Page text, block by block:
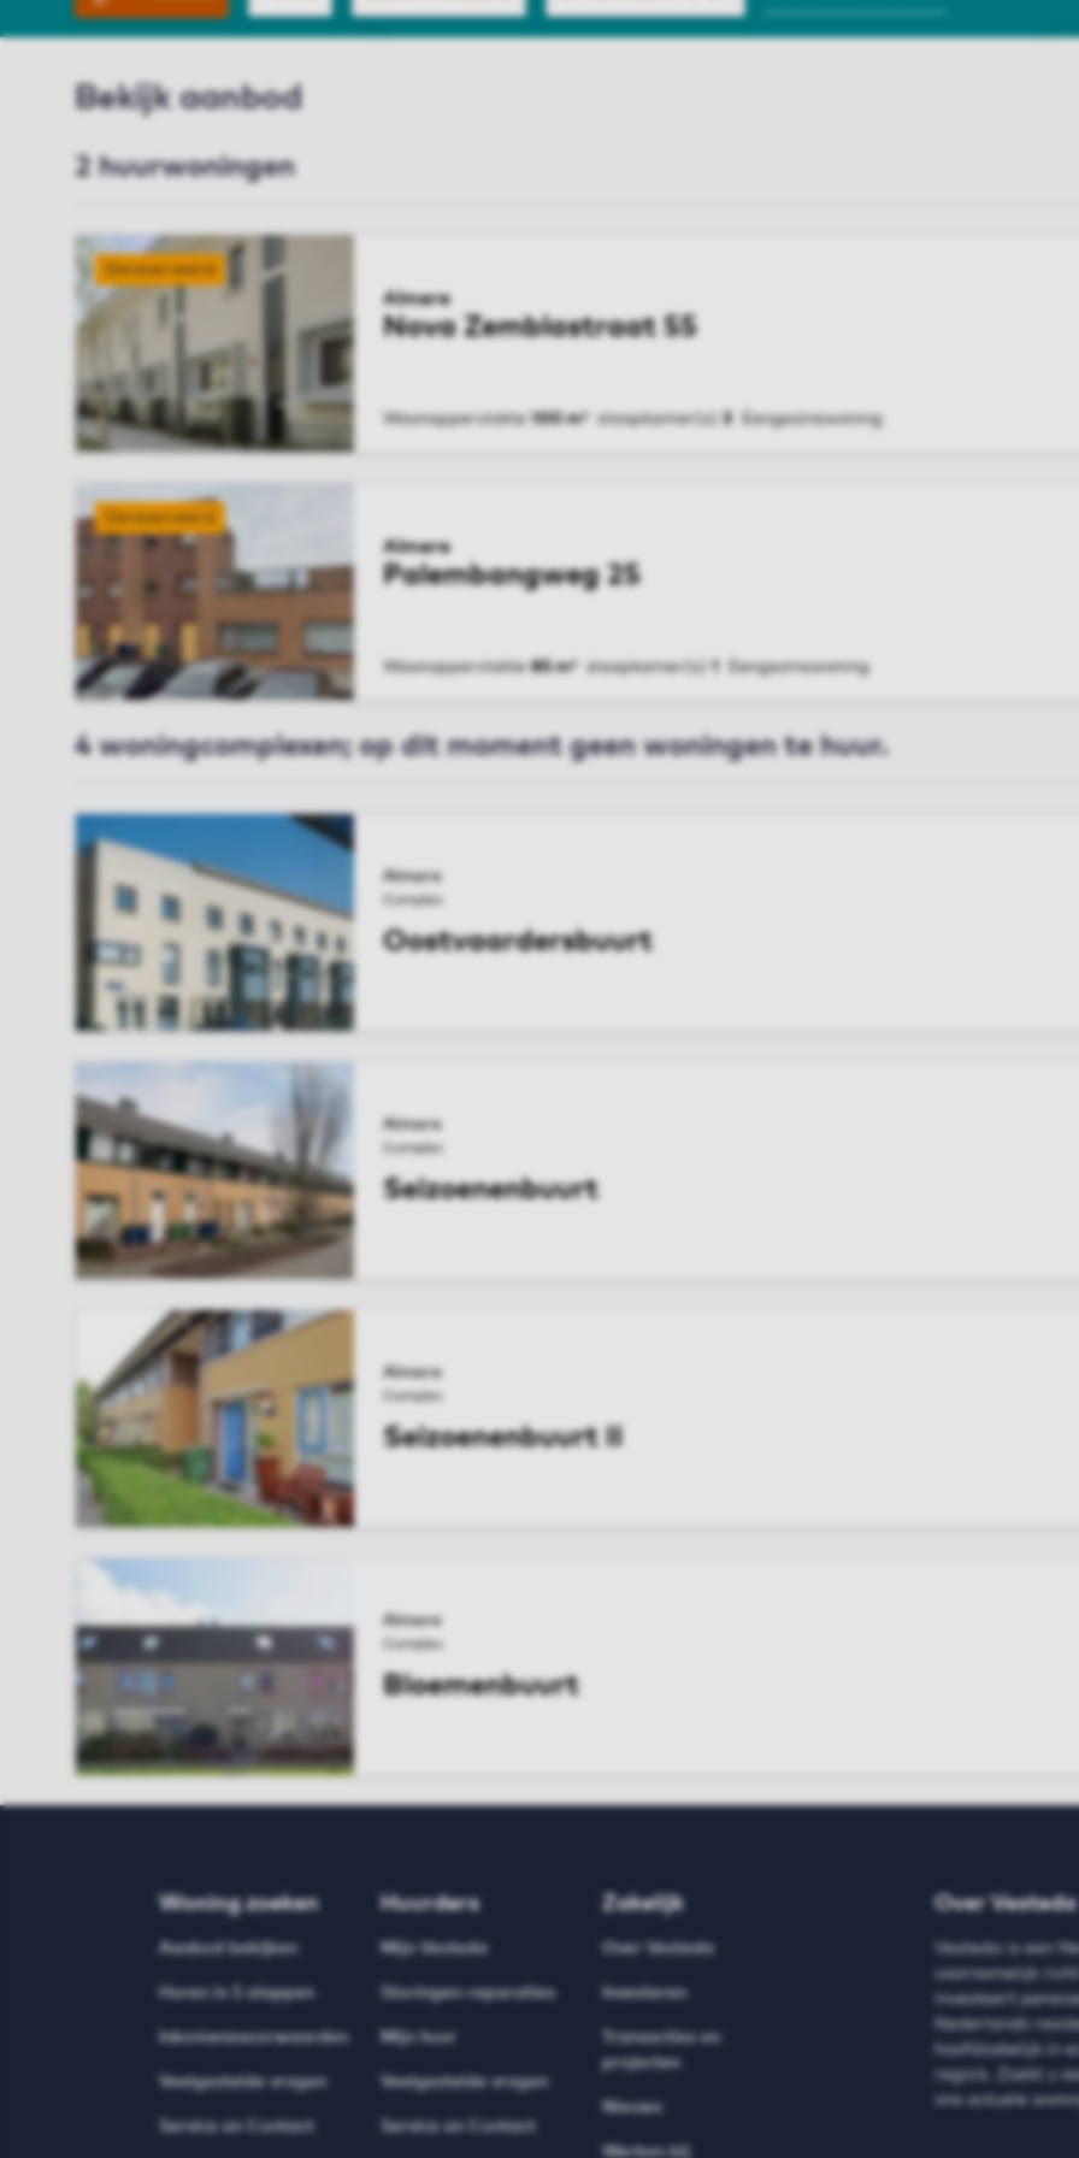
Bekijk aanbod
2 huurwoningen
Gereserveerd
Nova Zemblastraat 55
Almere
Woonoppervlakte 100 m² slaapkamer(s) 3 Eengezinswoning
Gereserveerd
Palembangweg 25
Almere
Woonoppervlakte 85 m² slaapkamer(s) 1 Eengezinswoning
BEKIJK WONING
4 woningcomplexen; op dit moment geen woningen te huur.
Oostvaardersbuurt
Almere
Complex
Seizoenenbuurt
Almere
Complex
Seizoenenbuurt II
Almere
Complex
Bloemenbuurt
Almere
Complex
BEKIJK COMPLEX
Woning zoeken
Aanbod bekijken
Huren in 5 stappen
Inkomensvoorwaarden
Veelgestelde vragen
Service en Contact
Huurders
Mijn Vesteda
Storingen-reparaties
Mijn huur
Veelgestelde vragen
Service en Contact
Zakelijk
Over Vesteda
Investeren
Transacties en
projecten
Nieuws
Werken bij
Over Vesteda
Vesteda is een
voornamelijk
investeert
Nederlands
hoofdzakelijk in
regio’s.
Zoekt u
ons actuele